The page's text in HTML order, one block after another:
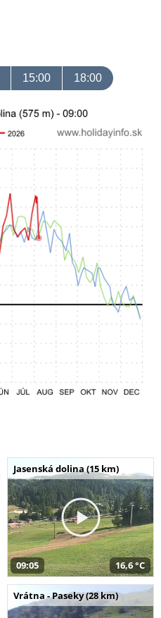
15:00 18:00
Jasenská dolina (15 km)
09:05 16,6 °C
Vrátna - Paseky (28 km)